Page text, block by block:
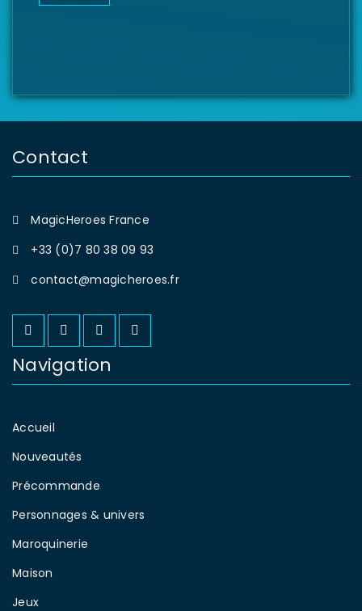
Contact
MagicHeroes France
+33 (0)7 80 38 09 93
contact@magicheroes.fr
Navigation
Accueil
Nouveautés
Précommande
Personnages & univers
Maroquinerie
Maison
Jeux